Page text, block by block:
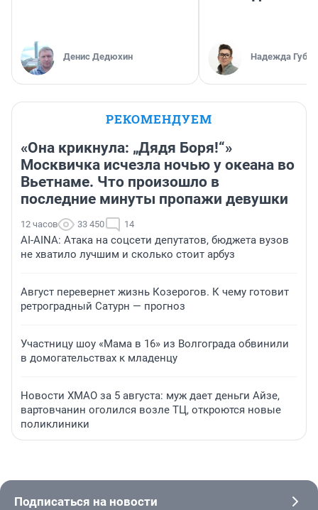
Денис Дедюхин Надежда
РЕКОМЕНДУЕМ
«Она крикнула: „Дядя Боря!“»
Москвичка исчезла ночью у океана во
Вьетнаме. Что произошло в
последние минуты пропажи девушки
12 часов 33 450 14
AI-AINA: Атака на соцсети депутатов, бюджета вузов
не хватило лучшим и сколько стоит арбуз
Август перевернет жизнь Козерогов. К чему готовит
ретроградный Сатурн — прогноз
Участницу шоу «Мама в 16» из Волгограда обвинили
в домогательствах к младенцу
Новости ХМАО за 5 августа: муж дает деньги Айзе,
вартовчанин оголился возле ТЦ, откроются новые
поликлиники
Подписаться на новости